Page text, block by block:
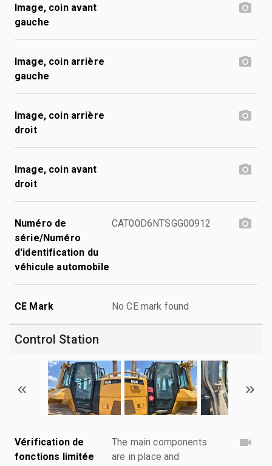
Image, coin avant
gauche
Image, coin arrière
gauche
Image, coin arrière
droit
Image, coin avant
droit
Numéro de
série/Numéro
d'identification du
véhicule automobile
CAT00D6NTSGG00912
CE Mark No CE mark found
Control Station
Vérification de
fonctions limitée
The main components
are in place and